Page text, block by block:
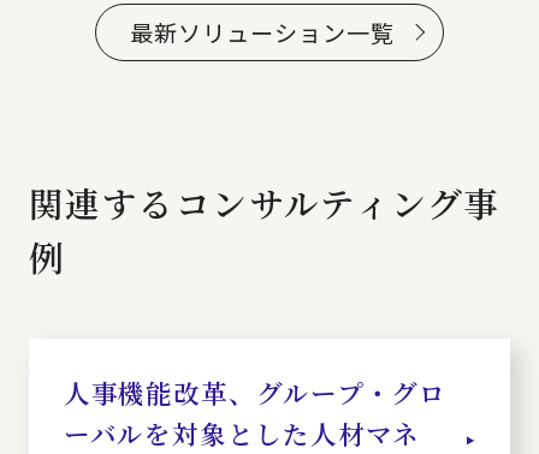
最新ソリューション一覧
関連するコンサルティング事
例
人事機能改革、グループ・グロ
ーバルを対象とした人材マネ